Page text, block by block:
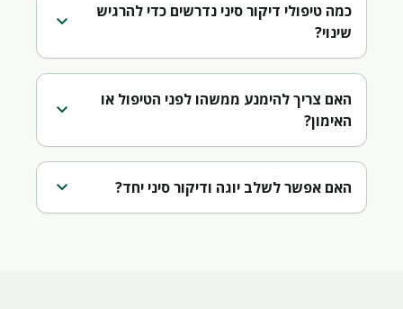
כמה טיפולי דיקור סיני נדרשים כדי להרגיש
שינוי?
expand_more
האם צריך להימנע ממשהו לפני הטיפול או
האימון?
expand_more
האם אפשר לשלב יוגה ודיקור סיני יחד? expand_more